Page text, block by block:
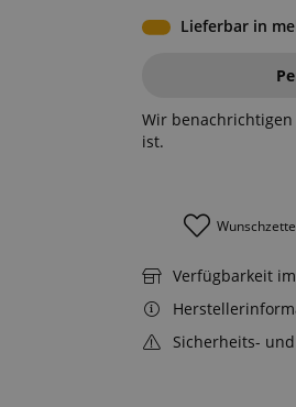
Lieferbar in
Wir
ist.
Verfügbarkeit
Sicherheits-